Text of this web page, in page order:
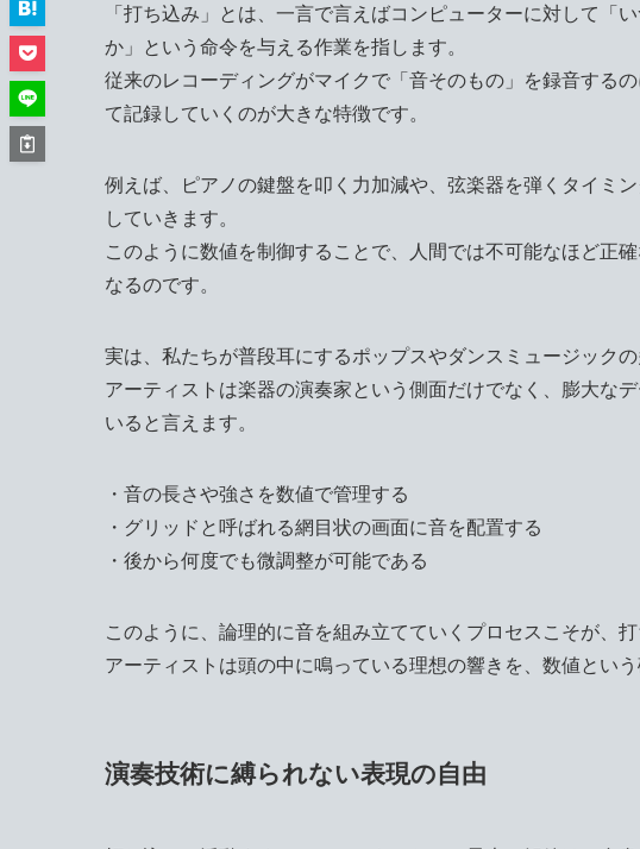
「打ち込み」とは、一言で言えばコンピューターに対して「
か」という命令を与える作業を指します。
従来のレコーディングがマイクで「音そのもの」を録音する
て記録していくのが大きな特徴です。
例えば、ピアノの鍵盤を叩く力加減や、弦楽器を弾くタイミ
していきます。
このように数値を制御することで、人間では不可能なほど正
なるのです。
実は、私たちが普段耳にするポップスやダンスミュージック
アーティストは楽器の演奏家という側面だけでなく、膨大な
いると言えます。
・音の長さや強さを数値で管理する
・グリッドと呼ばれる網目状の画面に音を配置する
・後から何度でも微調整が可能である
このように、論理的に音を組み立てていくプロセスこそが、
アーティストは頭の中に鳴っている理想の響きを、数値とい
演奏技術に縛られない表現の自由